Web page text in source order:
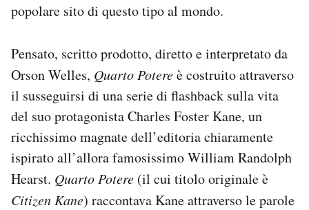
popolare sito di questo tipo al mondo.
Pensato, scritto prodotto, diretto e interpretato da
Orson Welles, Quarto Potereè costruito attraverso
il susseguirsi di una serie di flashback sulla vita
del suo protagonista Charles Foster Kane, un
ricchissimo magnate dell’editoria chiaramente
ispirato all’allora famosissimo William Randolph
Hearst. Quarto Potere (il cui titolo originale è
Citizen Kane) raccontava Kane attraverso le parole